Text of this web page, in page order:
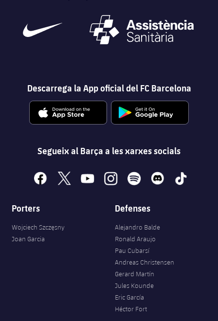
Descarrega la App oficial del FC Barcelona
Segueix al Barça a les xarxes socials
facebook
x youtubeinstagramspotify discord tiktok
Porters
Wojciech Szczęsny
Joan Garcia
Defenses
Alejandro Balde
Ronald Araujo
Pau Cubarsí
Andreas Christensen
Gerard Martín
Jules Kounde
Eric García
Héctor Fort